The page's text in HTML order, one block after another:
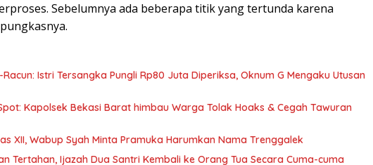
Sebelumnya ada beberapa titik yang tertunda karena
Istri Tersangka Pungli Rp80 Juta Diperiksa, Oknum G Mengaku Utusan
Kapolsek Bekasi Barat himbau Warga Tolak Hoaks & Cegah Tawuran
XII, Wabup Syah Minta Pramuka Harumkan Nama Trenggalek
Tertahan, Ijazah Dua Santri Kembali ke Orang Tua Secara Cuma-cuma